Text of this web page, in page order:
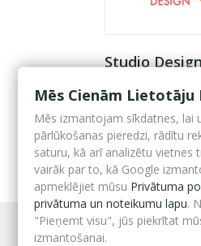
Studio
0 produkti
preces
Mēs Cienām Lietotāju
Mēs izmantojam sīkdatnes, lai
pārlūkošanas pieredzi, rādītu
saturu, kā arī analizētu vietnes
vairāk par to, kā Google
apmeklējiet mūsu Privātuma
privātuma un noteikumu lapu.
"Pieņemt visu", jūs piekrītat
izmantošanai.